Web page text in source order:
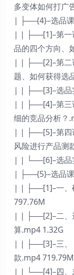
多变体如何打广
| ├──{4}–选品课
| | ├──[1]–第一
品的四个方向、
| | ├──[2]–第二
题、如何获得选
| | ├──[3]–选品
| | ├──[4]–第三
细的竞品分析？
| | ├──[5]–第四
风险进行产品测
| | └──[6]–选品
| ├──{5}–选品课
| | ├──[1]–一、
797.76M
| | ├──[2]–二、
算.mp4 1.32G
| | ├──[3]–三、
款.mp4 719.79M
| | └──[4]–四、